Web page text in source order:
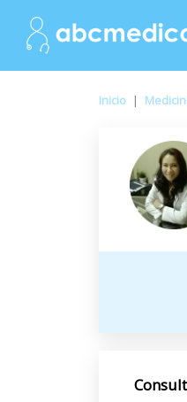
Inicio |